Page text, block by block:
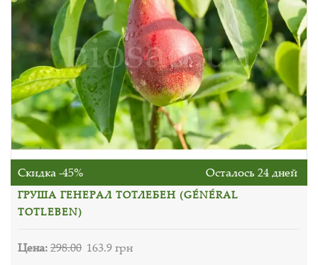
Скидка -45% Осталось 24 дней
ГРУША ГЕНЕРАЛ ТОТЛЕБЕН (GÉNÉRAL
TOTLEBEN)
Цена:298.00 163.9 грн